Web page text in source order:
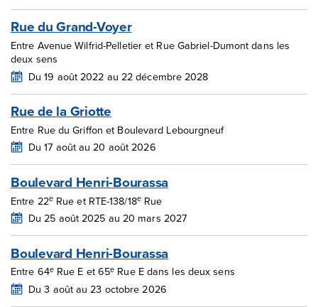
Rue du Grand-Voyer
Entre Avenue Wilfrid-Pelletier et Rue Gabriel-Dumont dans les
deux sens
Du 19 août 2022 au 22 décembre 2028
Rue de la Griotte
Entre Rue du Griffon et Boulevard Lebourgneuf
Du 17 août au 20 août 2026
Boulevard Henri-Bourassa
Entre 22eRue et RTE-138/18eRue
Du 25 août 2025 au 20 mars 2027
Boulevard Henri-Bourassa
Entre 64eRue E et 65e Rue E dans les deux sens
Du 3 août au 23 octobre 2026